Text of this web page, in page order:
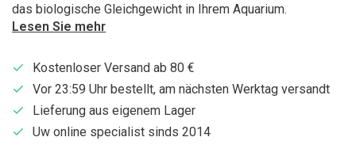
das biologische Gleichgewicht in Ihrem Aquarium.
Lesen Sie mehr
Kostenloser Versand ab 80 €
Vor 23:59 Uhr bestellt, am nächsten Werktag versandt
Lieferung aus eigenem Lager
Uw online specialist sinds 2014